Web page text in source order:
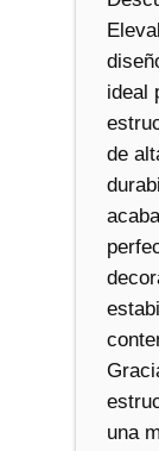
c
a
n
d
a
d
ideal
de
una